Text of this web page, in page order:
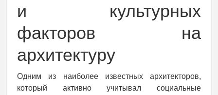
и культурных
факторов на
архитектуру
Одним из наиболее известных архитекторов,
который активно учитывал социальные